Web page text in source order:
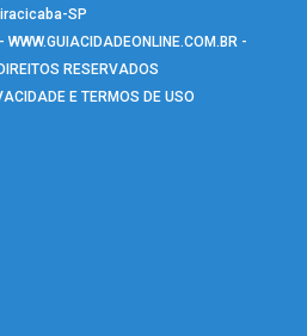
SP
-WWW.GUIACIDADEONLINE.COM.BR -
RESERVADOS
E TERMOS DE USO